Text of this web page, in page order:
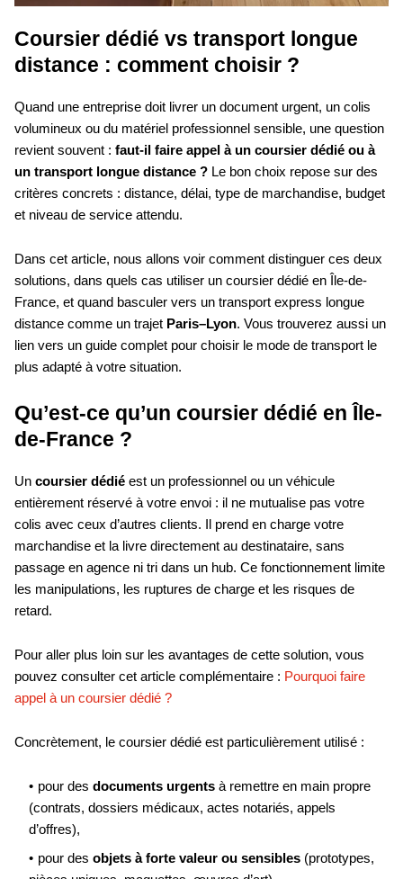
Coursier dédié vs transport longue
distance : comment choisir ?
Quand une entreprise doit livrer un document urgent, un colis
volumineux ou du matériel professionnel sensible, une question
revient souvent : faut-il faire appel à un coursier dédié ou à
un transport longue distance ? Le bon choix repose sur des
critères concrets : distance, délai, type de marchandise, budget
et niveau de service attendu.
Dans cet article, nous allons voir comment distinguer ces deux
solutions, dans quels cas utiliser un coursier dédié en Île-de-
France, et quand basculer vers un transport express longue
distance comme un trajet Paris–Lyon. Vous trouverez aussi un
lien vers un guide complet pour choisir le mode de transport le
plus adapté à votre situation.
Qu’est-ce qu’un coursier dédié en Île-
de-France ?
Un coursier dédié est un professionnel ou un véhicule
entièrement réservé à votre envoi : il ne mutualise pas votre
colis avec ceux d’autres clients. Il prend en charge votre
marchandise et la livre directement au destinataire, sans
passage en agence ni tri dans un hub. Ce fonctionnement limite
les manipulations, les ruptures de charge et les risques de
retard.
Pour aller plus loin sur les avantages de cette solution, vous
pouvez consulter cet article complémentaire : Pourquoi faire
appel à un coursier dédié ?
Concrètement, le coursier dédié est particulièrement utilisé :
pour des documents urgents à remettre en main propre
(contrats, dossiers médicaux, actes notariés, appels
d’offres),
pour des objets à forte valeur ou sensibles (prototypes,